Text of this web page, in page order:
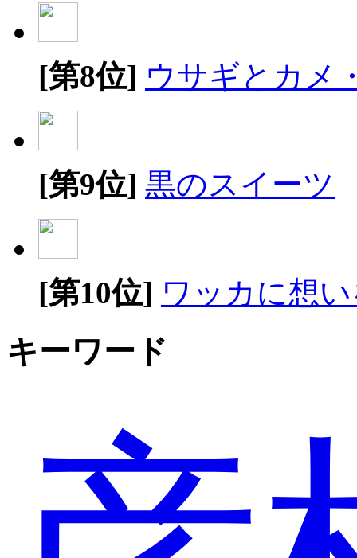
[第8位] ウサギとカメ
[第9位] 黒のスイーツ
[第10位] ワッカに想
キーワード